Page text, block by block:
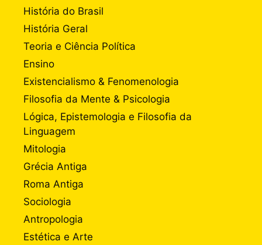
História do Brasil
História Geral
Teoria e Ciência Política
Ensino
Existencialismo & Fenomenologia
Filosofia da Mente & Psicologia
Lógica, Epistemologia e Filosofia da
Linguagem
Mitologia
Grécia Antiga
Roma Antiga
Sociologia
Antropologia
Estética e Arte